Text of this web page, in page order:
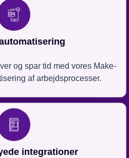
og spar tid med vores Make-
af arbejdsprocesser.
integrationer